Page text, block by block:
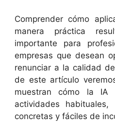
Comprender cómo
manera práctica
importante para
empresas que desean
renunciar a la calidad
de este artículo
muestran cómo la IA
actividades habituales,
concretas y fáciles de